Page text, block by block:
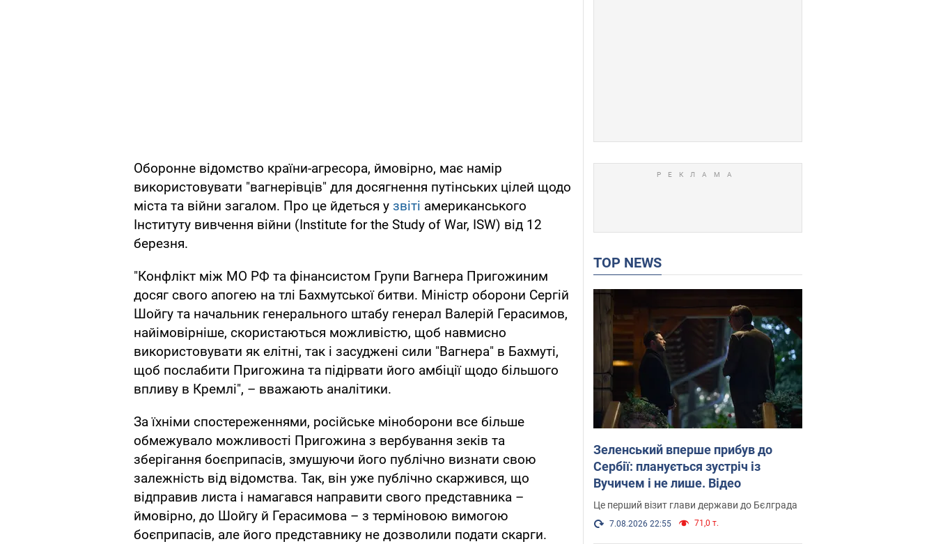
Оборонне відомство країни-агресора, ймовірно, має намір
використовувати "вагнерівців" для досягнення путінських цілей щодо
міста та війни загалом. Про це йдеться у звіті американського
Інституту вивчення війни (Institute for the Study of War, ISW) від 12
березня.
"Конфлікт між МО РФ та фінансистом Групи Вагнера Пригожиним
досяг свого апогею на тлі Бахмутської битви. Міністр оборони Сергій
Шойгу та начальник генерального штабу генерал Валерій Герасимов,
найімовірніше, скористаються можливістю, щоб навмисно
використовувати як елітні, так і засуджені сили "Вагнера" в Бахмуті,
щоб послабити Пригожина та підірвати його амбіції щодо більшого
впливу в Кремлі", – вважають аналітики.
За їхніми спостереженнями, російське міноборони все більше
обмежувало можливості Пригожина з вербування зеків та
зберігання боєприпасів, змушуючи його публічно визнати свою
залежність від відомства. Так, він уже публічно скаржився, що
відправив листа і намагався направити свого представника –
ймовірно, до Шойгу й Герасимова – з терміновою вимогою
боєприпасів, але його представнику не дозволили подати скарги.
TOP NEWS
Зеленський вперше прибув до
Сербії: планується зустріч із
Вучичем і не лише. Відео
Це перший візит глави держави до Бєлграда
7.08.2026 22:55 71,0 т.